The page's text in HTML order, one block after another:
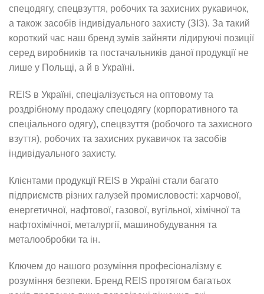
спецодягу, спецвзуття, робочих та захисних рукавичок,
а також засобів індивідуального захисту (ЗІЗ). За такий
короткий час наш бренд зумів зайняти лідируючі позиції
серед виробників та постачальників даної продукції не
лише у Польщі, а й в Україні.
REIS в Україні, спеціалізується на оптовому та
роздрібному продажу спецодягу (корпоративного та
спеціального одягу), спецвзуття (робочого та захисного
взуття), робочих та захисних рукавичок та засобів
індивідуального захисту.
Клієнтами продукції REIS в Україні стали багато
підприємств різних галузей промисловості: харчової,
енергетичної, нафтової, газової, вугільної, хімічної та
нафтохімічної, металургії, машинобудування та
металообробки та ін.
Ключем до нашого розуміння професіоналізму є
розуміння безпеки. Бренд REIS протягом багатьох